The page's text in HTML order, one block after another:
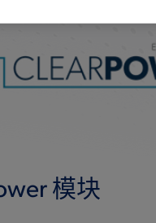
模块